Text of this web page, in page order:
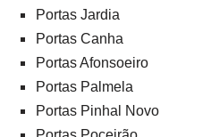
Portas Jardia
Portas Canha
Portas Afonsoeiro
Portas Palmela
Portas Pinhal Novo